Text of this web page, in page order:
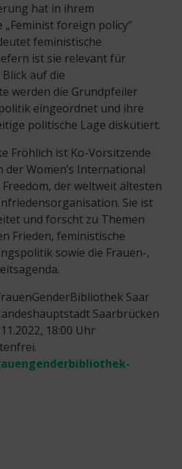
hat in ihrem
foreign policy“
feministische
ist sie relevant für
auf die
werden die Grundpfeiler
eingeordnet und ihre
politische Lage diskutiert.
Fröhlich ist Ko-Vorsitzende
der Women’s International
der weltweit ältesten
Sie ist
und forscht zu Themen
Frieden, feministische
sowie die Frauen-,
Saar
Saarbrücken
18:00 Uhr